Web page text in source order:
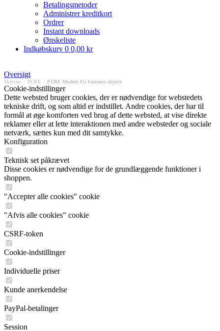
Betalingsmetoder
Administrer kreditkort
Ordrer
Instant downloads
Ønskeliste
Indkøbskurv 0 0,00 kr
Oversigt
Skjorter PURE PURE Modern Fit business skjorte
Cookie-indstillinger
Dette websted bruger cookies, der er nødvendige for webstedets
tekniske drift, og som altid er indstillet. Andre cookies, der har til
formål at øge komforten ved brug af dette websted, at vise direkte
reklamer eller at lette interaktionen med andre websteder og sociale
netværk, sættes kun med dit samtykke.
Konfiguration
Teknisk set påkrævet
Disse cookies er nødvendige for de grundlæggende funktioner i
shoppen.
"Accepter alle cookies" cookie
"Afvis alle cookies" cookie
CSRF-token
Cookie-indstillinger
Individuelle priser
Kunde anerkendelse
PayPal-betalinger
Session